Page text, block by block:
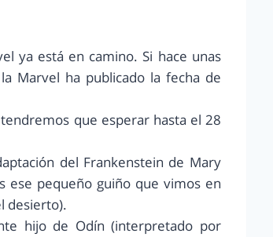
ya está en camino. Si hace unas
Marvel ha publicado la fecha de
que esperar hasta el 28
del Frankenstein de Mary
ese pequeño guiño que vimos en
desierto).
hijo de Odín (interpretado por